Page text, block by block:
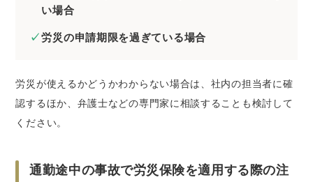
い場合
労災の申請期限を過ぎている場合
労災が使えるかどうかわからない場合は、社内の担当者に確
認するほか、弁護士などの専門家に相談することも検討して
ください。
通勤途中の事故で労災保険を適用する際の注